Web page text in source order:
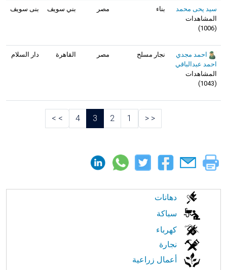
سيد يحى محمد
المشاهدات
(
1006
)
بناء مصر بني سويف بنى سويف
احمد مجدي
احمد عبدالباقي
المشاهدات
(
1043
)
نجار مسلح مصر القاهرة دار السلام
<
<
1
2
3
4
>
>
الابحار
النت
دهانات
سباكة
كهرباء
نجارة
أعمال زراعية